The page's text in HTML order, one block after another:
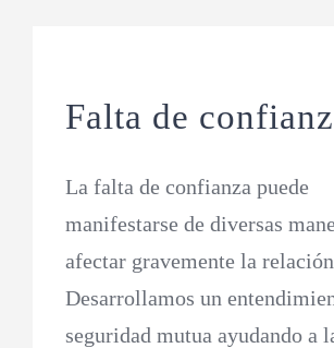
Falta de
La falta de confianza puede
manifestarse de diversas
afectar gravemente la
Desarrollamos un
seguridad mutua ayudando a